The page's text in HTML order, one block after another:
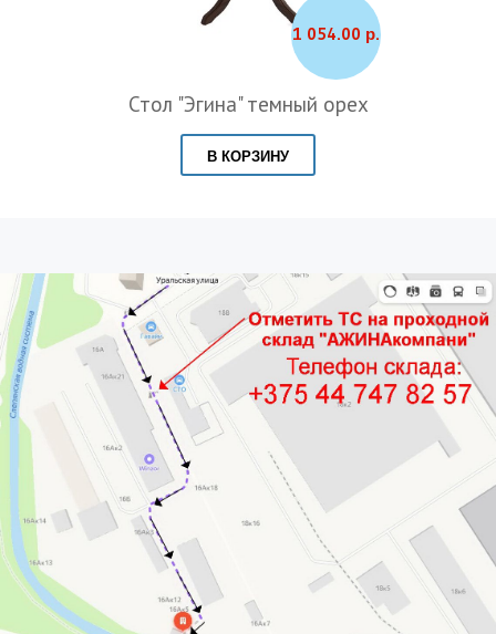
1 054.00 р.
Стол "Эгина" темный орех
В КОРЗИНУ